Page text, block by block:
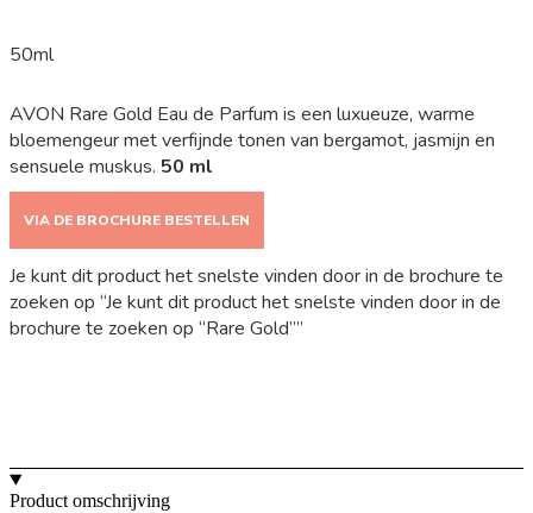
50ml
AVON Rare Gold Eau de Parfum is een luxueuze, warme
bloemengeur met verfijnde tonen van bergamot, jasmijn en
sensuele muskus. 50 ml
VIA DE BROCHURE BESTELLEN
Je kunt dit product het snelste vinden door in de brochure te
zoeken op “Je kunt dit product het snelste vinden door in de
brochure te zoeken op “Rare Gold””
Product omschrijving